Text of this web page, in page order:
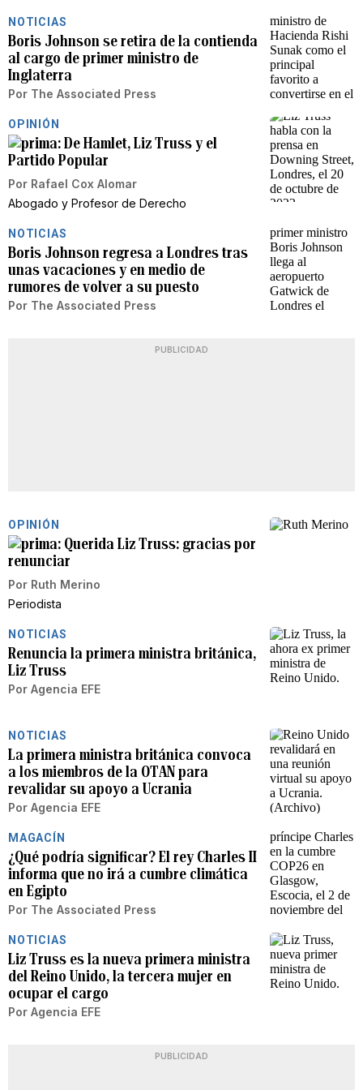
NOTICIAS
Boris Johnson se retira de la contienda
al cargo de primer ministro de
Inglaterra
Por The Associated Press
OPINIÓN
De Hamlet, Liz Truss y el
Partido Popular
Por Rafael Cox Alomar
Abogado y Profesor de Derecho
NOTICIAS
Boris Johnson regresa a Londres tras
unas vacaciones y en medio de
rumores de volver a su puesto
Por The Associated Press
PUBLICIDAD
OPINIÓN
Querida Liz Truss: gracias por
renunciar
Por Ruth Merino
Periodista
NOTICIAS
Renuncia la primera ministra británica,
Liz Truss
Por Agencia EFE
NOTICIAS
La primera ministra británica convoca
a los miembros de la OTAN para
revalidar su apoyo a Ucrania
Por Agencia EFE
MAGACÍN
¿Qué podría significar? El rey Charles II
informa que no irá a cumbre climática
en Egipto
Por The Associated Press
NOTICIAS
Liz Truss es la nueva primera ministra
del Reino Unido, la tercera mujer en
ocupar el cargo
Por Agencia EFE
PUBLICIDAD